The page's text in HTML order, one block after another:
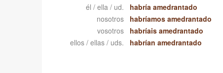
él / ella / ud.
habría amedrantado
nosotros
habríamos amedrantado
vosotros
habríais amedrantado
ellos / ellas / uds.
habrían amedrantado